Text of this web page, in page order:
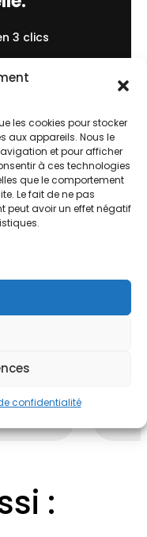
les cookies pour stocker
aux appareils. Nous le
et pour afficher
à ces technologies
que le comportement
Le fait de ne pas
peut avoir un effet négatif
confidentialité
3 clics
?
02
: